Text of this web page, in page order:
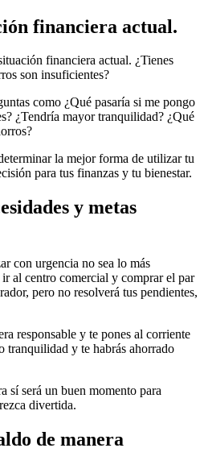
financiera actual.
financiera actual. ¿Tienes
son insuficientes?
como ¿Qué pasaría si me pongo
¿Tendría mayor tranquilidad? ¿Qué
la mejor forma de utilizar tu
para tus finanzas y tu bienestar.
y metas
con urgencia no sea lo más
al centro comercial y comprar el par
pero no resolverá tus pendientes,
responsable y te pones al corriente
tranquilidad y te habrás ahorrado
sí será un buen momento para
divertida.
de manera